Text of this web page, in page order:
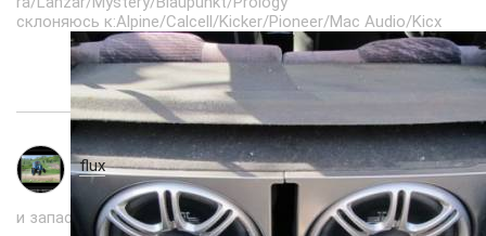
склоняюсь к:Alpine/Calcell/Kicker/Pioneer/Mac Audio/Kicx
flux
19.01.2013 в 14:32
и запаску с инструментом возить на заднем сиденье)))